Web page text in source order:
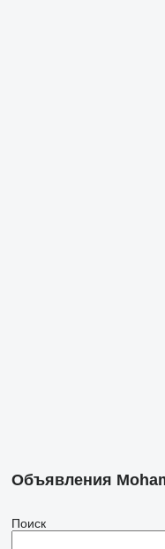
Объявления
Поиск